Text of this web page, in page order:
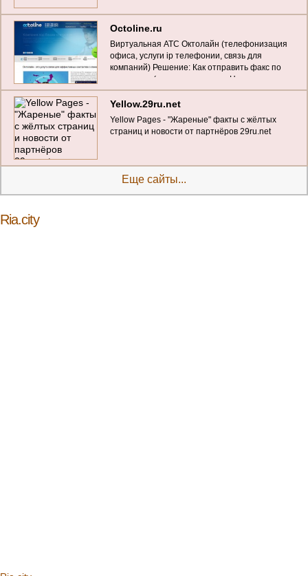
Octoline.ru
Виртуальная АТС Октолайн (телефонизация
офиса, услуги ip телефонии, связь для
компаний) Решение: Как отправить факс по
интернету (проект компании «Новион» по
предоставлению виртуальной АТС и колл-
центра в модели SaaS для компаний малого и
Yellow.29ru.net
Yellow Pages - "Жареные" факты с жёлтых
страниц и новости от партнёров 29ru.net
Еще сайты...
Ria.city